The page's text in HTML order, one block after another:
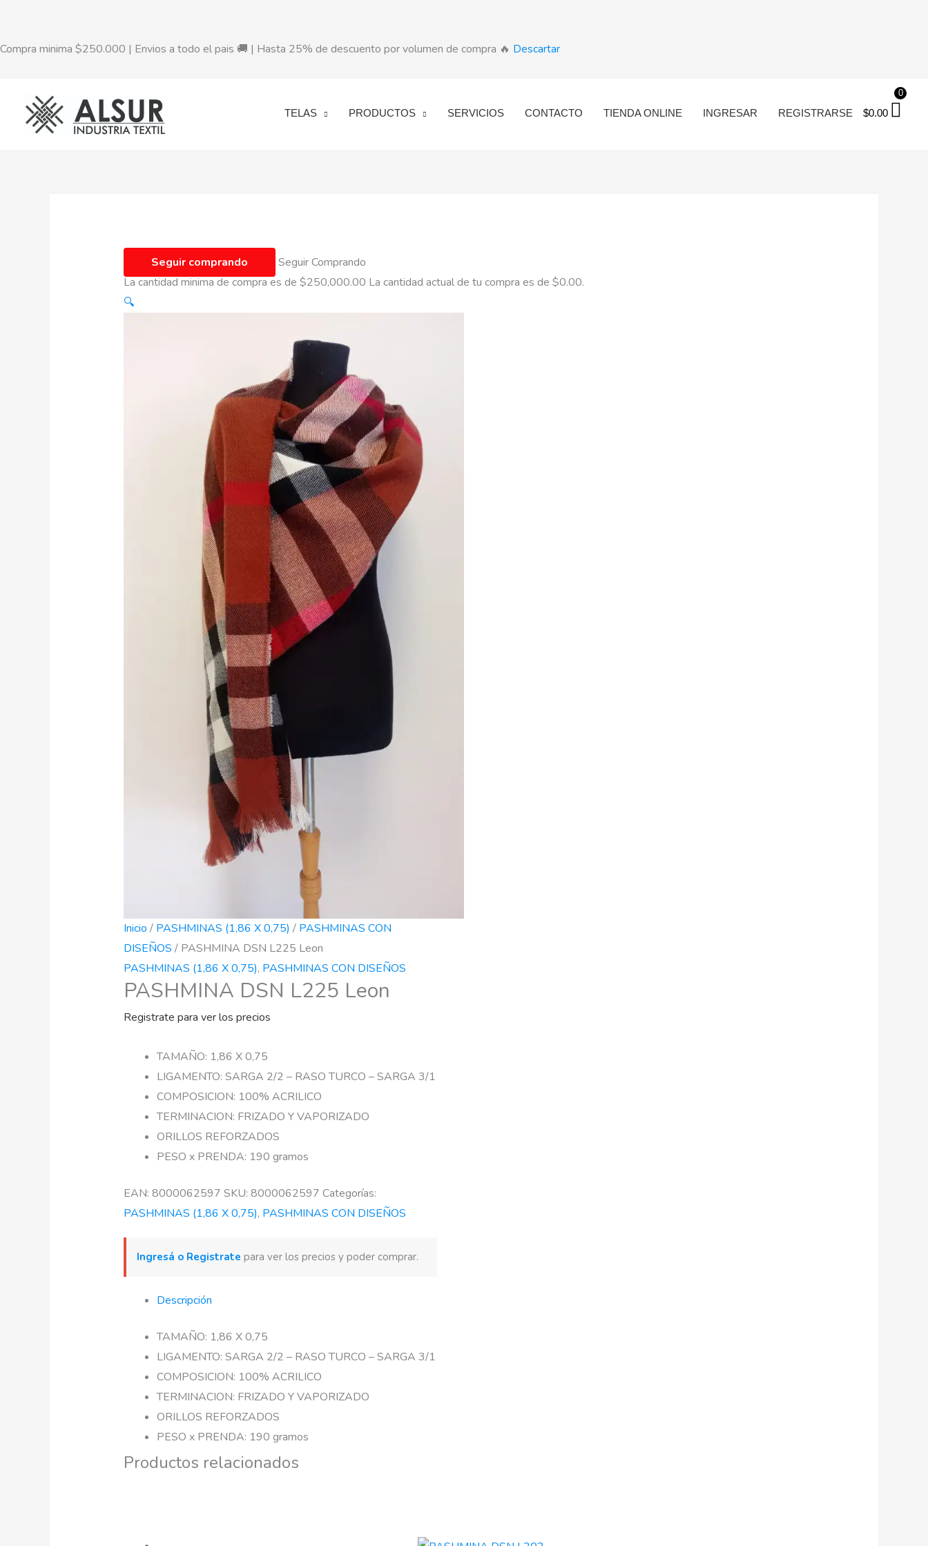
Compra minima $250.000 | Envios a todo el pais 🚚 | Hasta 25% de descuento por volumen de compra 🔥 Descartar
contenido
TELAS PRODUCTOS SERVICIOS CONTACTO TIENDA ONLINE INGRESAR REGISTRARSE $0.00
0
Seguir comprando
Seguir Comprando
La cantidad minima de compra es de $250,000.00 La cantidad actual de tu compra es de $0.00.
🔍
Inicio / PASHMINAS (1,86 X 0,75) / PASHMINAS CON
DISEÑOS / PASHMINA DSN L225 Leon
PASHMINAS (1,86 X 0,75), PASHMINAS CON DISEÑOS
PASHMINA DSN L225 Leon
Registrate para ver los precios
TAMAÑO: 1,86 X 0,75
LIGAMENTO: SARGA 2/2 – RASO TURCO – SARGA 3/1
COMPOSICION: 100% ACRILICO
TERMINACION: FRIZADO Y VAPORIZADO
ORILLOS REFORZADOS
PESO x PRENDA: 190 gramos
EAN: 8000062597 SKU: 8000062597 Categorías:
PASHMINAS (1,86 X 0,75), PASHMINAS CON DISEÑOS
Ingresá o Registrate para ver los precios y poder comprar.
Descripción
TAMAÑO: 1,86 X 0,75
LIGAMENTO: SARGA 2/2 – RASO TURCO – SARGA 3/1
COMPOSICION: 100% ACRILICO
TERMINACION: FRIZADO Y VAPORIZADO
ORILLOS REFORZADOS
PESO x PRENDA: 190 gramos
Productos relacionados